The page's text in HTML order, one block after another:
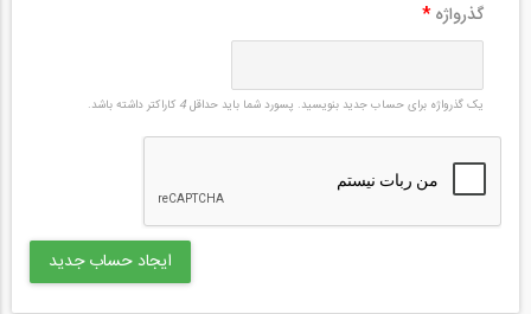
گذرواژه *
یک گذرواژه برای حساب جدید بنویسید. پسورد شما باید حداقل4 کاراکتر داشته باشد.